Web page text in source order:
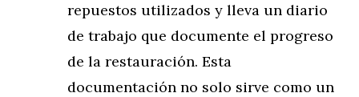
repuestos utilizados y lleva un diario
de trabajo que documente el progreso
de la restauración. Esta
documentación no solo sirve como un